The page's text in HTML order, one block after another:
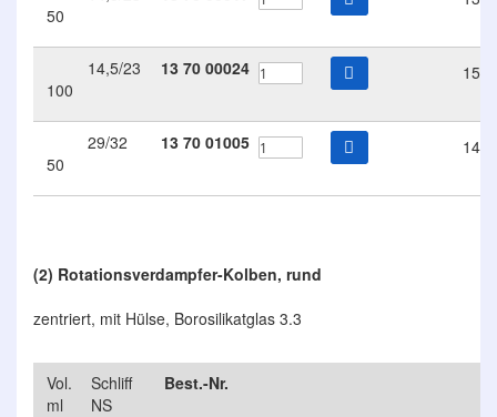
50
100
14,5/23 13 70 00024
50
29/32 13 70 01005
(2) Rotationsverdampfer-Kolben, rund
zentriert, mit Hülse, Borosilikatglas 3.3
Vol.
ml
Schliff
NS
Best.-Nr.